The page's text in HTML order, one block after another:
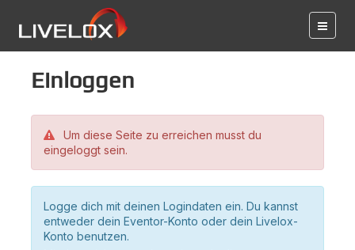
Einloggen
Um diese Seite zu erreichen musst du
eingeloggt sein.
Logge dich mit deinen Logindaten ein. Du kannst
entweder dein Eventor-Konto oder dein Livelox-
Konto benutzen.